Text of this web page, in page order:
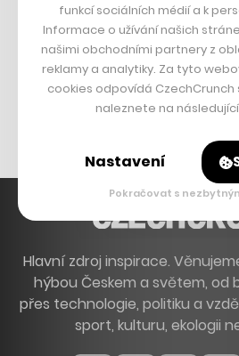
DESIGN
Bomma není tichá
Originální hodinky
Nábytek z betonu
Hlavní zdroj inspirace.
hýbou Českem a světem, od
přes technologie, politiku a
sport, kulturu, ekologii
funkcí sociálních médií a k
Informace o užívání našich
našimi obchodními partnery z
reklamy a analytiky. Za tyto
cookies odpovídá CzechCrunch
naleznete na
Nastavení
Pokračovat s